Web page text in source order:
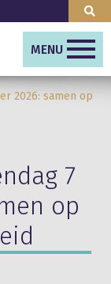
MENU
2026: samen op
7
op